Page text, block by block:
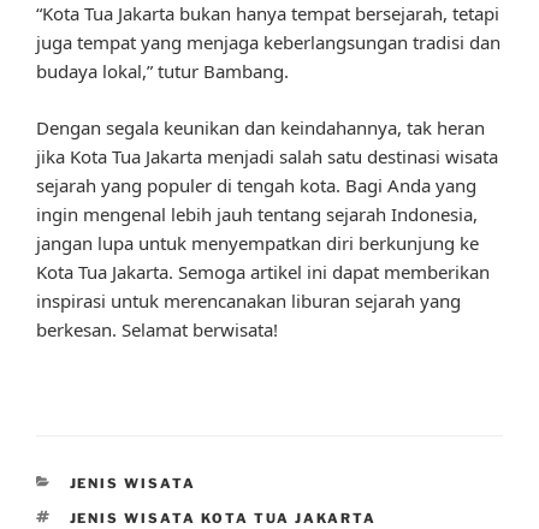
“Kota Tua Jakarta bukan hanya tempat bersejarah, tetapi
juga tempat yang menjaga keberlangsungan tradisi dan
budaya lokal,” tutur Bambang.
Dengan segala keunikan dan keindahannya, tak heran
jika Kota Tua Jakarta menjadi salah satu destinasi wisata
sejarah yang populer di tengah kota. Bagi Anda yang
ingin mengenal lebih jauh tentang sejarah Indonesia,
jangan lupa untuk menyempatkan diri berkunjung ke
Kota Tua Jakarta. Semoga artikel ini dapat memberikan
inspirasi untuk merencanakan liburan sejarah yang
berkesan. Selamat berwisata!
CATEGORIES
JENIS WISATA
TAGS
JENIS WISATA KOTA TUA JAKARTA